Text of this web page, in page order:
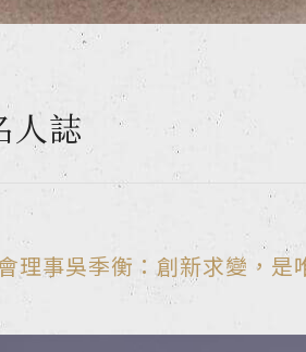
人誌
事吳季衡：創新求變，是